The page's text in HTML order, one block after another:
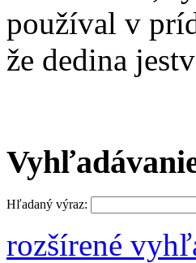
používal v
že dedina
Hľadaný výraz:
rozšírené